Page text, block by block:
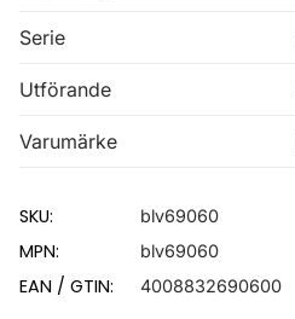
Serie
Utförande
Varumärke
SKU: blv69060
MPN: blv69060
EAN / GTIN: 4008832690600